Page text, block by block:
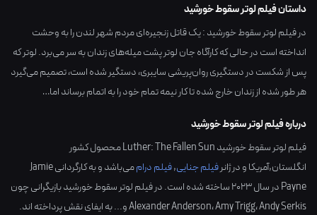
داستان فیلم لوتر سقوط خورشید
در فیلم لوتر سقوط خورشید : یک قاتل زنجیره‌ای مردم شهر لندن را به وحشت
انداخته است در حالی که کارآگاه جان لوتر پشت میله‌های زندان به سر می‌برد. لوتر که
پس از شکست در دستگیری روان‌پریشی سایبری، دستگیر شده است، تصمیم می‌گیرد
هر طور شده از زندان خارج شده تا کار نیمه تمام خود را به اتمام برساند اما…
درباره فیلم لوتر سقوط خورشید
فیلم لوتر سقوط خورشید Luther: The Fallen Sun محصول کشور
انگلستان,آمریکاو در ژانرفیلم جنایی,فیلم دراممی‌باشد و به کارگردانیJamie
Payneدر سال2023ساخته شده است. در فیلم لوتر سقوط خورشید بازیگرانی چون
Alexander Anderson،Amy Trigg،Andy Serkis و... به ایفای نقش پرداخته اند.